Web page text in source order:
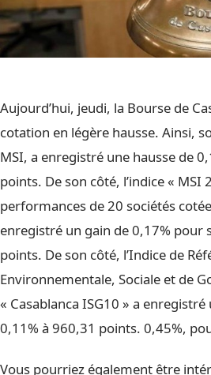
Aujourd’hui, jeudi, la Bourse de
cotation en légère hausse. Ainsi,
MSI, a enregistré une hausse de
points. De son côté, l’indice « MSI
performances de 20 sociétés
enregistré un gain de 0,17% pour
points. De son côté, l’Indice de
Environnementale, Sociale et de
« Casablanca ISG10 » a
0,11% à 960,31 points. 0,45%,
Vous pourriez également être